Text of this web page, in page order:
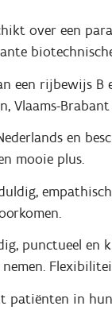
over een
een rijbewijs B
Vlaams-
en
mooie plus.
punctueel
patiënten in